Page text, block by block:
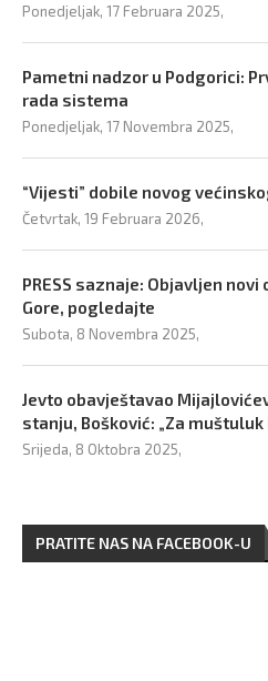
Ponedjeljak, 17 Februara 2025,
Pametni nadzor u Podgorici:
rada sistema
Ponedjeljak, 17 Novembra 2025,
“Vijesti” dobile novog
Četvrtak, 19 Februara 2026,
PRESS saznaje: Objavljen
Gore, pogledajte
Subota, 8 Novembra 2025,
Jevto obavještavao
stanju, Bošković: „Za
Srijeda, 8 Oktobra 2025,
PRATITE NAS NA FACEBOOK-U